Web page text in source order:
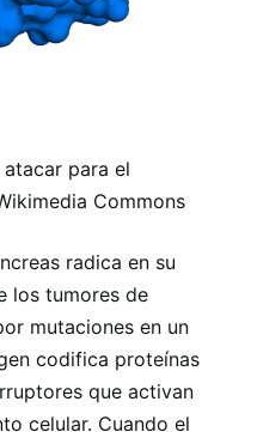
para el
Commons
radica en su
los tumores de
mutaciones en un
codifica proteínas
que activan
celular. Cuando el